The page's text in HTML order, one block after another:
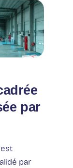
par
par